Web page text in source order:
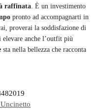
raffinata. È un investimento
pronto ad accompagnarti in
proverai la soddisfazione di
elevare anche l’outfit più
sta nella bellezza che racconta